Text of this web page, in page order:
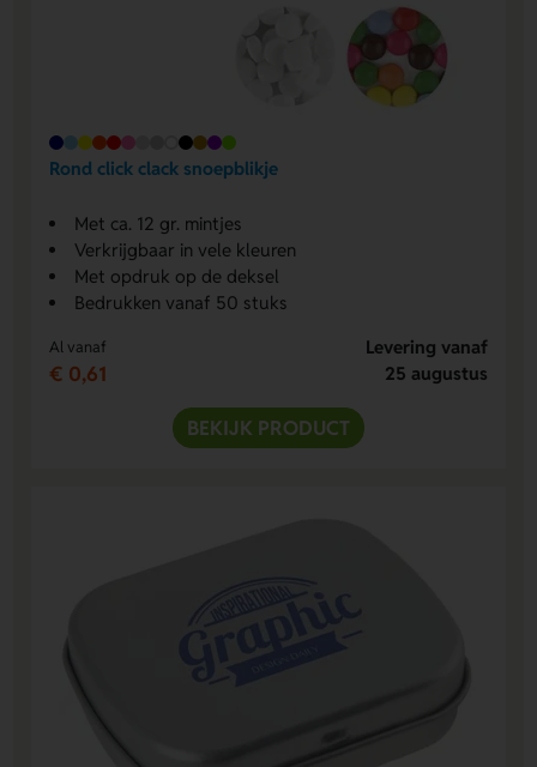
Rond click clack snoepblikje
Met ca. 12 gr. mintjes
Verkrijgbaar in vele kleuren
Met opdruk op de deksel
Bedrukken vanaf 50 stuks
Al vanaf
€ 0,61
Levering vanaf
25 augustus
BEKIJK PRODUCT